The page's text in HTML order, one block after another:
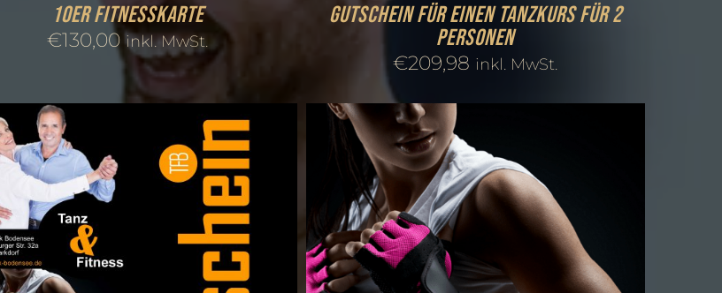
10er Fitnesskarte
€130,00 inkl. MwSt.
Gutschein für einen Tanzkurs für 2
Personen
€209,98 inkl. MwSt.